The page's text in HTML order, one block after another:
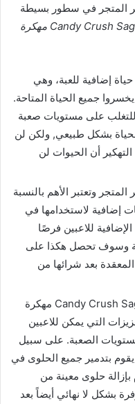
المتجر في سطور بسيطة
تحميل لعبة Candy Crush Saga مهكرة
إضافية للعبة، وهي
جميع الحياة المتاحة.
على مستويات صعبة
بشكل طبيعي, ولكن لن
أن الحيوات لن
وتعتبر الأهم بالنسبة
إضافية لاستخدامها في
للاعبين فرصًا
وسوف تحصل هكذا على
بعد شرائها من
توفر لعبة Candy Crush Saga مهكرة
التي يمكن للاعبين
الصعبة. على سبيل
يقوم بتدمير جميع الحلوى في
حلوى معينة من
بشكل لا نهائي أيضاً بعد